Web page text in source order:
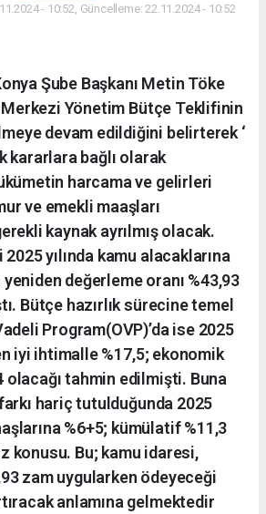
- 10:52, Güncelleme: 22.11.2024 - 10:52
Şube Başkanı Metin Töke
Merkezi Yönetim Bütçe Teklifinin
devam edildiğini belirterek ‘
kararlara bağlı olarak
harcama ve gelirleri
ve emekli maaşları
kaynak ayrılmış olacak.
yılında kamu alacaklarına
değerleme oranı %43,93
Bütçe hazırlık sürecine temel
Program(OVP)’da ise 2025
iyi ihtimalle %17,5; ekonomik
olacağı tahmin edilmişti. Buna
hariç tutulduğunda 2025
%6+5; kümülatif %11,3
konusu. Bu; kamu idaresi,
zam uygularken ödeyeceği
anlamına gelmektedir